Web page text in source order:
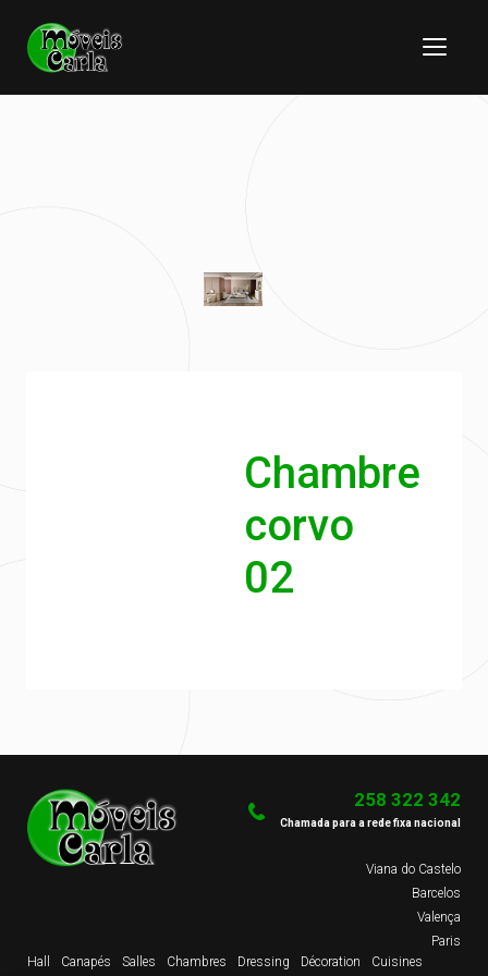
Chambre
corvo
02
Hall Canapés Salles Chambres Dressing Décoration Cuisines
258 322 342
Chamada para a rede fixa nacional
Viana do Castelo
Barcelos
Valença
Paris